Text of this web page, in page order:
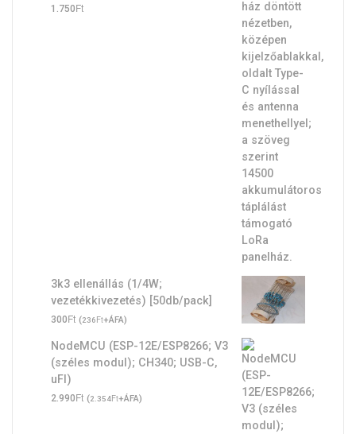
1.750Ft
3k3 ellenállás (1/4W;
vezetékkivezetés) [50db/pack]
300Ft (236Ft+ÁFA)
NodeMCU (ESP-12E/ESP8266; V3
(széles modul); CH340; USB-C,
uFl)
2.990Ft (2.354Ft+ÁFA)